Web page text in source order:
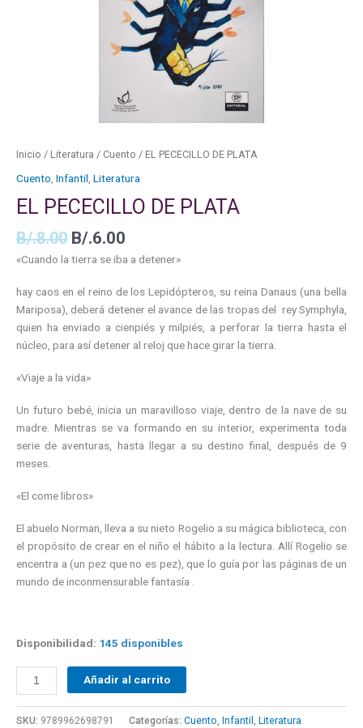
Inicio / Literatura / Cuento / EL PECECILLO DE PLATA
Cuento, Infantil, Literatura
EL PECECILLO DE PLATA
B/.8.00 B/.6.00
«Cuando la tierra se iba a detener»
hay caos en el reino de los Lepidópteros, su reina Danaus (una bella
Mariposa), deberá detener el avance de las tropas del rey Symphyla,
quien ha enviado a cienpiés y milpiés, a perforar la tierra hasta el
núcleo, para así detener al reloj que hace girar la tierra.
«Viaje a la vida»
Un futuro bebé, inicia un maravilloso viaje, dentro de la nave de su
madre. Mientras se va formando en su interior, experimenta toda
serie de aventuras, hasta llegar a su destino final, después de 9
meses.
«El come libros»
El abuelo Norman, lleva a su nieto Rogelio a su mágica biblioteca, con
el propósito de crear en el niño el hábito a la lectura. Allí Rogelio se
encentra a (un pez que no es pez), que lo guía por las páginas de un
mundo de inconmensurable fantasía .
Disponibilidad: 145 disponibles
Añadir al carrito
SKU: 9789962698791 Categorías: Cuento, Infantil , Literatura